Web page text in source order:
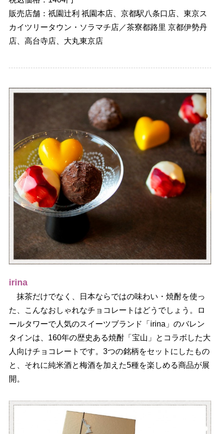
販売店舗：祇園辻利 祇園本店、京都駅八条口店、東京ス
カイツリータウン・ソラマチ店／茶寮都路里 京都伊勢丹
店、高台寺店、大丸東京店
irina
抹茶だけでなく、日本ならではの味わい・焼酎を使っ
た、こんなおしゃれなチョコレートはどうでしょう。ロ
ールタワーで人気のスイーツブランド「irina」のバレン
タインは、160年の歴史ある焼酎「宝山」とコラボした大
人向けチョコレートです。3つの銘柄をセットにしたもの
と、それに純米酒と梅酒を加えた5種を楽しめる商品が展
開。